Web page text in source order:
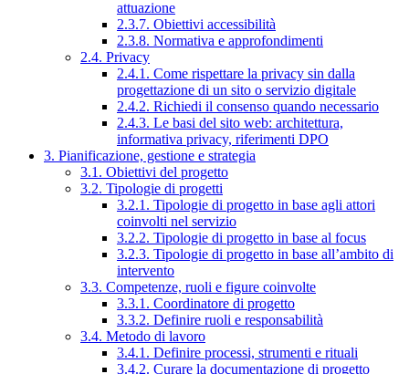
attuazione
2.3.7. Obiettivi accessibilità
2.3.8. Normativa e approfondimenti
2.4. Privacy
2.4.1. Come rispettare la privacy sin dalla
progettazione di un sito o servizio digitale
2.4.2. Richiedi il consenso quando necessario
2.4.3. Le basi del sito web: architettura,
informativa privacy, riferimenti DPO
3. Pianificazione, gestione e strategia
3.1. Obiettivi del progetto
3.2. Tipologie di progetti
3.2.1. Tipologie di progetto in base agli attori
coinvolti nel servizio
3.2.2. Tipologie di progetto in base al focus
3.2.3. Tipologie di progetto in base all’ambito di
intervento
3.3. Competenze, ruoli e figure coinvolte
3.3.1. Coordinatore di progetto
3.3.2. Definire ruoli e responsabilità
3.4. Metodo di lavoro
3.4.1. Definire processi, strumenti e rituali
3.4.2. Curare la documentazione di progetto